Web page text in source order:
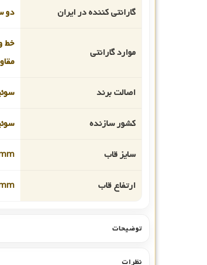
گارانتی کننده در ایران دو
موارد گارانتی
خط
اصالت برند
کشور سازنده
سایز قاب
ارتفاع قاب
توضیحات
نظرات